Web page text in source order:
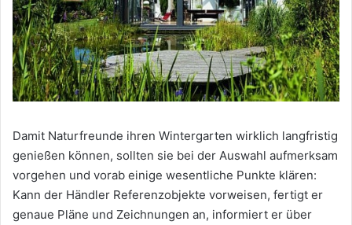
Damit Naturfreunde ihren Wintergarten wirklich langfristig
genießen können, sollten sie bei der Auswahl aufmerksam
vorgehen und vorab einige wesentliche Punkte klären:
Kann der Händler Referenzobjekte vorweisen, fertigt er
genaue Pläne und Zeichnungen an, informiert er über